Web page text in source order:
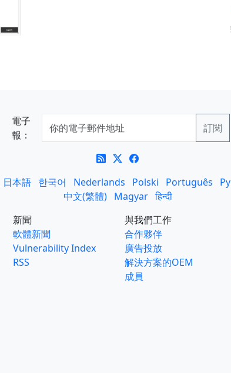
電子
報：
日本語 한국어 Nederlands Polski Português
中文(繁體)
Magyar हिन्दी
新聞
軟體新聞
Vulnerability Index
RSS
與我們工作
合作夥伴
廣告投放
解決方案的OEM
成員